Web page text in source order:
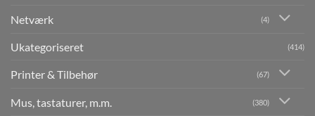
Netværk (4)
Ukategoriseret (414)
Printer & Tilbehør (67)
Mus, tastaturer, m.m. (380)